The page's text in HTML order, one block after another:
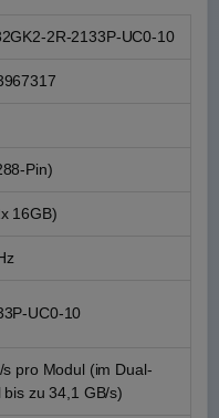
2R-2133P-UC0-10
Pin)
16GB)
UC0-10
s pro Modul (im Dual-
bis zu 34,1 GB/s)